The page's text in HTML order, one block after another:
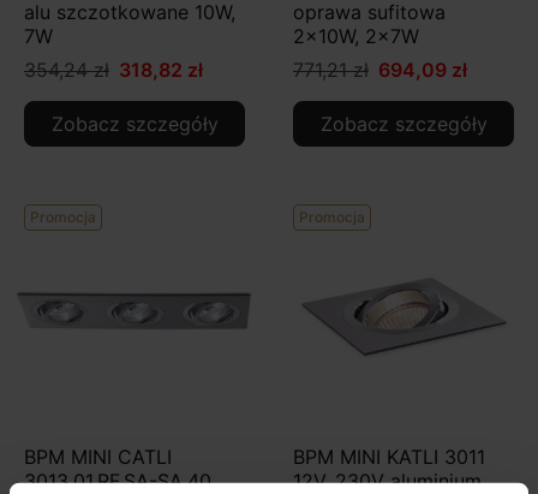
alu szczotkowane 10W,
7W
354,24 zł 318,82 zł
Zobacz szczegóły
oprawa sufitowa
2x10W, 2x7W
771,21 zł 694,09 zł
Zobacz szczegóły
Promocja
BPM MINI CATLI
3013.01.RF.SA-SA.40.
Promocja
BPM MINI KATLI 3011
12V, 230V aluminium